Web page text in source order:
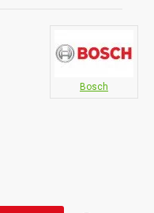
Bosch